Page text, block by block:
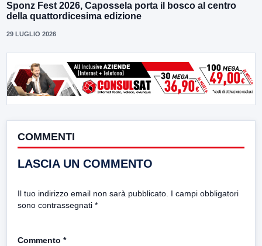
Sponz Fest 2026, Capossela porta il bosco al centro
della quattordicesima edizione
29 LUGLIO 2026
COMMENTI
LASCIA UN COMMENTO
Il tuo indirizzo email non sarà pubblicato. I campi obbligatori
sono contrassegnati *
Commento *